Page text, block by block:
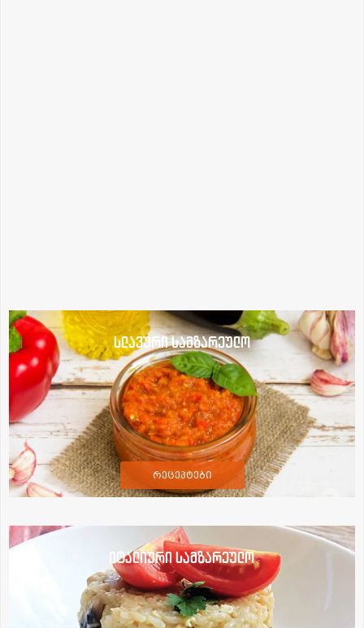
სლავური სამზარეულო
რეცეპტები
იტალიური სამზარეულო